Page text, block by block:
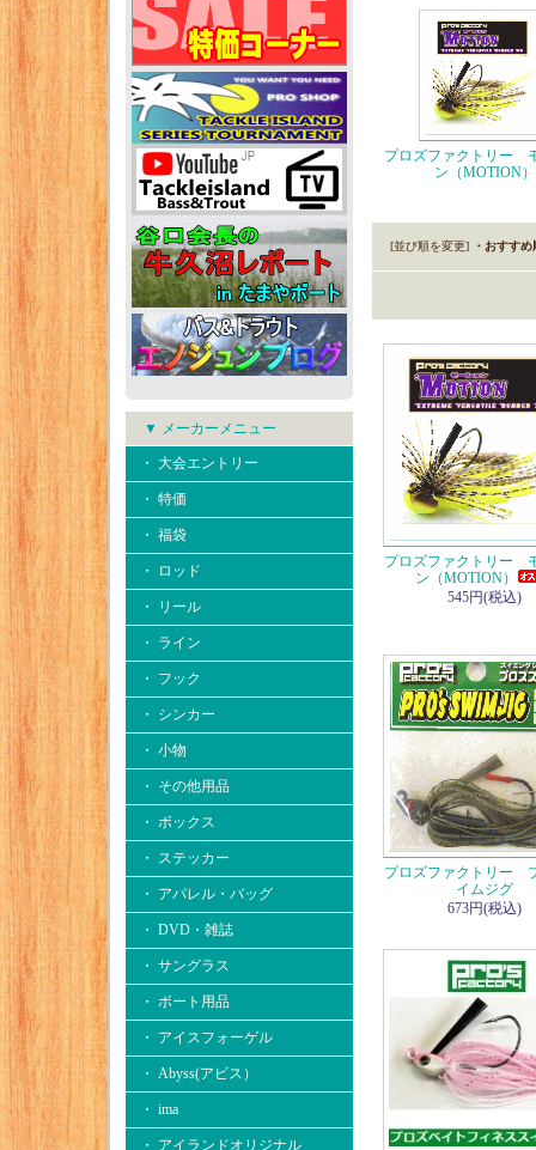
▼ メーカーメニュー
・ 大会エントリー
・ 特価
・ 福袋
・ ロッド
・ リール
・ ライン
・ フック
・ シンカー
・ 小物
・ その他用品
・ ボックス
・ ステッカー
・ アパレル・バッグ
・ DVD・雑誌
・ サングラス
・ ボート用品
・ アイスフォーゲル
・ Abyss(アビス）
・ ima
・ アイランドオリジナル
プロズファクトリー
ン（MOTION）
[並び順を変更] ・おすすめ
プロズファクトリー
ン（MOTION）
545円(税込)
プロズファクトリー
イムジグ
673円(税込)